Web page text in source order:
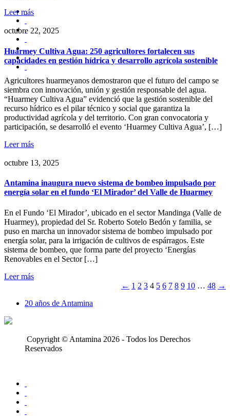
Leer más
octubre 22, 2025
Huarmey Cultiva Agua: 250 agricultores fortalecen sus
capacidades en gestión hídrica y desarrollo agrícola sostenible
Agricultores huarmeyanos demostraron que el futuro del campo se
siembra con innovación, unión y gestión responsable del agua.
“Huarmey Cultiva Agua” evidenció que la gestión sostenible del
recurso hídrico es el pilar técnico y social que garantiza la
productividad agrícola y del territorio. Con gran convocatoria y
participación, se desarrolló el evento ‘Huarmey Cultiva Agua’, […]
Leer más
octubre 13, 2025
Antamina inaugura nuevo sistema de bombeo impulsado por
energía solar en el fundo ‘El Mirador’ del Valle de Huarmey
En el Fundo ‘El Mirador’, ubicado en el sector Mandinga (Valle de
Huarmey), propiedad del Sr. Roberto Sotelo Bedón y familia, se
puso en marcha un innovador sistema de bombeo impulsado por
energía solar, para la irrigación de cultivos de espárragos. Este
sistema de bombeo, que forma parte del proyecto ‘Energías
Renovables en el Sector […]
Leer más
← 1 2 3 4 5 6 7 8 9 10 … 48 →
20 años de Antamina
Copyright © Antamina 2026 - Todos los Derechos
Reservados